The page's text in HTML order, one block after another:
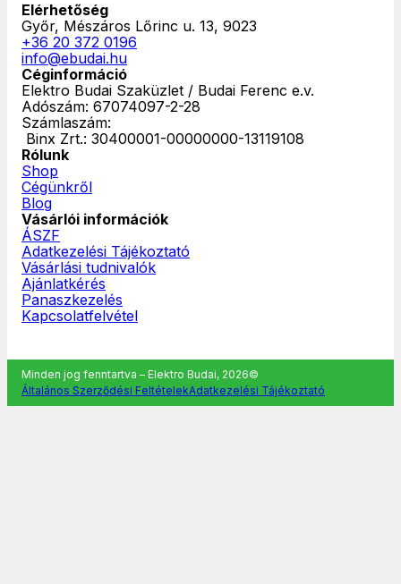
Elérhetőség
Győr, Mészáros Lőrinc u. 13, 9023
+36 20 372 0196
info@ebudai.hu
Céginformáció
Elektro Budai Szaküzlet / Budai Ferenc e.v.
Adószám: 67074097-2-28
Számlaszám:
‎ Binx Zrt.: 30400001-00000000-13119108
Rólunk
Shop
Cégünkről
Blog
Vásárlói információk
ÁSZF
Adatkezelési Tájékoztató
Vásárlási tudnivalók
Ajánlatkérés
Panaszkezelés
Kapcsolatfelvétel
Minden jog fenntartva – Elektro Budai, 2026©
Általános Szerződési FeltételekAdatkezelési Tájékoztató